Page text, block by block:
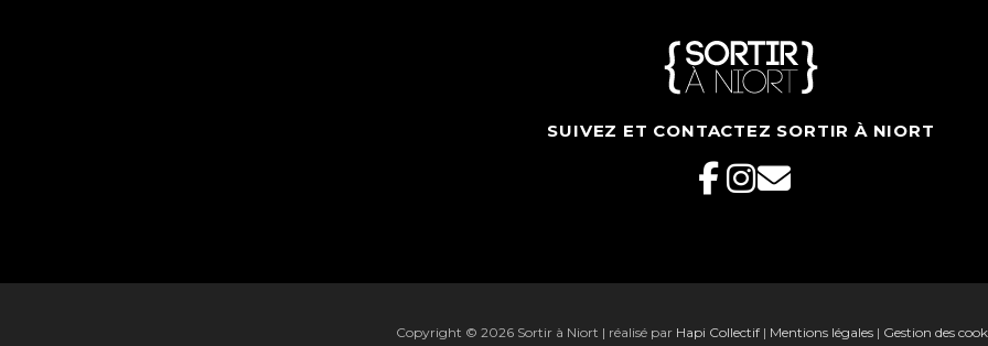
SUIVEZ ET CONTACTEZ SORTIR À NIORT
Copyright © 2026 Sortir à Niort | réalisé par Hapi Collectif| Mentions légales| Gestion des